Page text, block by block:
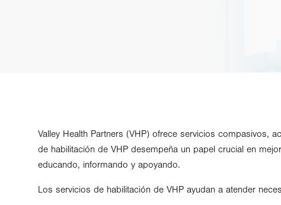
Valley Health Partners (VHP) ofrece servicios compasivos,
de habilitación de VHP desempeña un papel crucial en
educando, informando y apoyando.
Los servicios de habilitación de VHP ayudan a atender